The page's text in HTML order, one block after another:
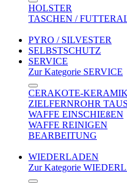
HOLSTER
TASCHEN /
PYRO / SILVESTER
SELBSTSCHUTZ
SERVICE
Zur Kategorie SERVICE
CERAKOTE-
ZIELFERNROHR
WAFFE EINSCHIEßEN
WAFFE REINIGEN
BEARBEITUNG
WIEDERLADEN
Zur Kategorie